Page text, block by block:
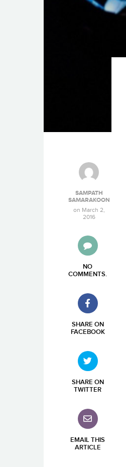
SAMPATH
SAMARAKOON
on March 2,
2016
NO
COMMENTS.
SHARE ON
FACEBOOK
SHARE ON
TWITTER
EMAIL THIS
ARTICLE